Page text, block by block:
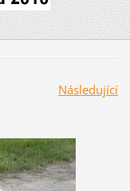
Následující